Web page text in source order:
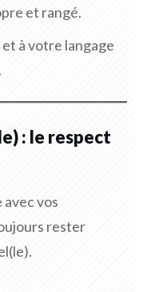
et rangé.
à votre langage
: le respect
vos
rester